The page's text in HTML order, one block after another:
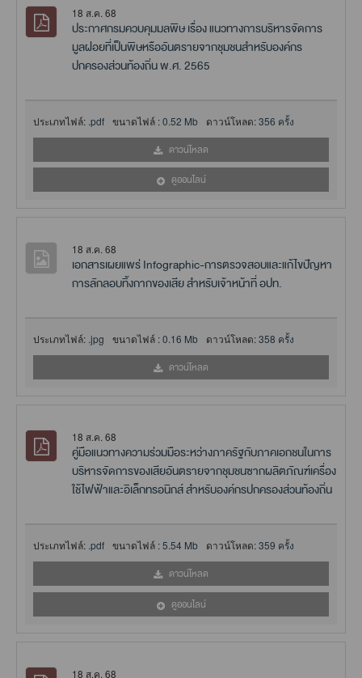
18 ส.ค. 68
ประกาศกรมควบคุมมลพิษ เรื่อง แนวทางการบริหารจัดการ
มูลฝอยที่เป็นพิษหรืออันตรายจากชุมชนสำหรับองค์กร
ปกครองส่วนท้องถิ่น พ.ศ. 2565
ประเภทไฟล์: .pdf ขนาดไฟล์ :0.52 Mb ดาวน์โหลด:356 ครั้ง
ดาวน์โหลด
ดูออนไลน์
18 ส.ค. 68
เอกสารเผยแพร่ Infographic-การตรวจสอบและแก้ไขปัญหา
การลักลอบทิ้งกากของเสีย สำหรับเจ้าหน้าที่ อปท.
ประเภทไฟล์: .jpg ขนาดไฟล์ :0.16 Mb ดาวน์โหลด:358 ครั้ง
ดาวน์โหลด
18 ส.ค. 68
คู่มือแนวทางความร่วมมือระหว่างภาครัฐกับภาคเอกชนในการ
บริหารจัดการของเสียอันตรายจากชุมชนซากผลิตภัณฑ์เครื่อง
ใช้ไฟฟ้าและอิเล็กทรอนิกส์ สำหรับองค์กรปกครองส่วนท้องถิ่น
ประเภทไฟล์: .pdf ขนาดไฟล์ :5.54 Mb ดาวน์โหลด:359 ครั้ง
ดาวน์โหลด
ดูออนไลน์
18 ส.ค. 68